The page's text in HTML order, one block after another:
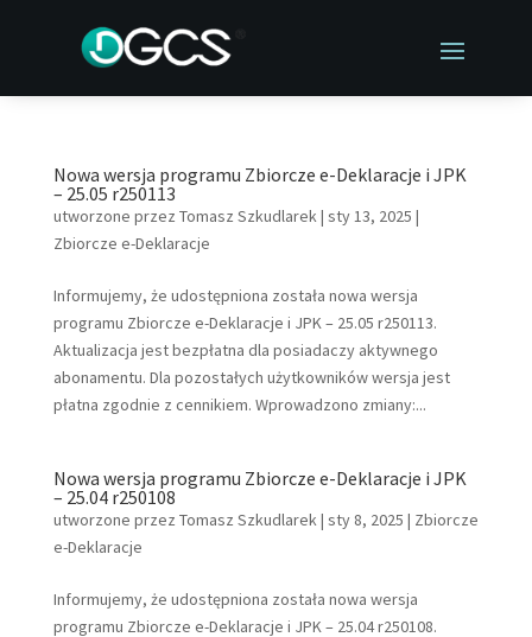
Nowa wersja programu Zbiorcze e-Deklaracje i JPK
– 25.05 r250113
utworzone przez Tomasz Szkudlarek| sty 13, 2025 |
Zbiorcze e-Deklaracje
Informujemy, że udostępniona została nowa wersja
programu Zbiorcze e-Deklaracje i JPK – 25.05 r250113.
Aktualizacja jest bezpłatna dla posiadaczy aktywnego
abonamentu. Dla pozostałych użytkowników wersja jest
płatna zgodnie z cennikiem. Wprowadzono zmiany:...
Nowa wersja programu Zbiorcze e-Deklaracje i JPK
– 25.04 r250108
utworzone przez Tomasz Szkudlarek| sty 8, 2025 | Zbiorcze
e-Deklaracje
Informujemy, że udostępniona została nowa wersja
programu Zbiorcze e-Deklaracje i JPK – 25.04 r250108.